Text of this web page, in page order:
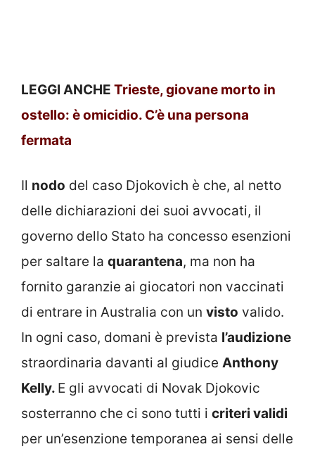
LEGGI ANCHE Trieste, giovane morto in
ostello: è omicidio. C’è una persona
fermata
Il nodo del caso Djokovich è che, al netto
delle dichiarazioni dei suoi avvocati, il
governo dello Stato ha concesso esenzioni
per saltare la quarantena, ma non ha
fornito garanzie ai giocatori non vaccinati
di entrare in Australia con un visto valido.
In ogni caso, domani è prevista l’audizione
straordinaria davanti al giudice Anthony
Kelly. E gli avvocati di Novak Djokovic
sosterranno che ci sono tutti i criteri validi
per un’esenzione temporanea ai sensi delle